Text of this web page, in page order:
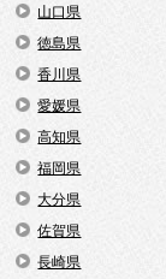
山口県
徳島県
香川県
愛媛県
高知県
福岡県
大分県
佐賀県
長崎県